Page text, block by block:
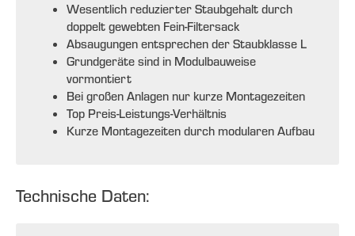
Wesentlich reduzierter Staubgehalt durch
doppelt gewebten Fein-Filtersack
Absaugungen entsprechen der Staubklasse L
Grundgeräte sind in Modulbauweise
vormontiert
Bei großen Anlagen nur kurze Montagezeiten
Top Preis-Leistungs-Verhältnis
Kurze Montagezeiten durch modularen Aufbau
Technische Daten: